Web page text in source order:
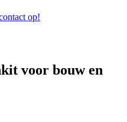
op!
voor bouw en